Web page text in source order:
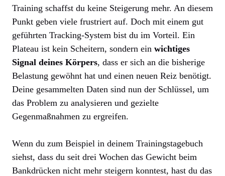
Training schaffst du keine Steigerung mehr. An diesem
Punkt geben viele frustriert auf. Doch mit einem gut
geführten Tracking-System bist du im Vorteil. Ein
Plateau ist kein Scheitern, sondern ein wichtiges
Signal deines Körpers, dass er sich an die bisherige
Belastung gewöhnt hat und einen neuen Reiz benötigt.
Deine gesammelten Daten sind nun der Schlüssel, um
das Problem zu analysieren und gezielte
Gegenmaßnahmen zu ergreifen.
Wenn du zum Beispiel in deinem Trainingstagebuch
siehst, dass du seit drei Wochen das Gewicht beim
Bankdrücken nicht mehr steigern konntest, hast du das